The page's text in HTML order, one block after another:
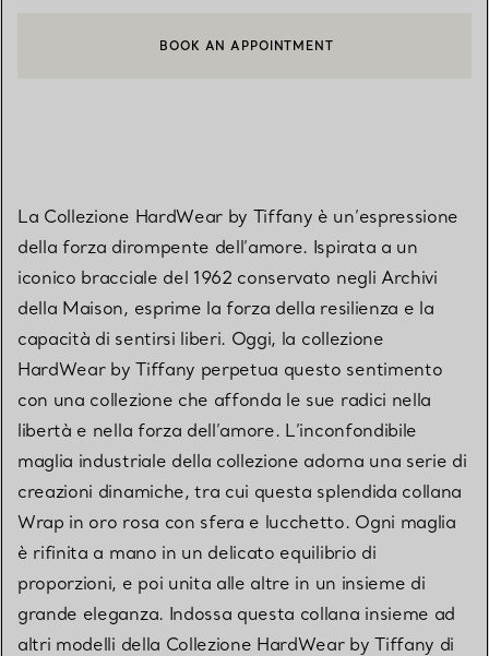
CONTATTA UN CONSULENTE CLIENTI O PRENOTA UN
BOOK AN APPOINTMENT
La Collezione HardWear by Tiffany è un’espressione
della forza dirompente dell’amore. Ispirata a un
iconico bracciale del 1962 conservato negli Archivi
della Maison, esprime la forza della resilienza e la
capacità di sentirsi liberi. Oggi, la collezione
HardWear by Tiffany perpetua questo sentimento
con una collezione che affonda le sue radici nella
libertà e nella forza dell’amore. L’inconfondibile
maglia industriale della collezione adorna una serie di
creazioni dinamiche, tra cui questa splendida collana
Wrap in oro rosa con sfera e lucchetto. Ogni maglia
è rifinita a mano in un delicato equilibrio di
proporzioni, e poi unita alle altre in un insieme di
grande eleganza. Indossa questa collana insieme ad
altri modelli della Collezione HardWear by Tiffany di